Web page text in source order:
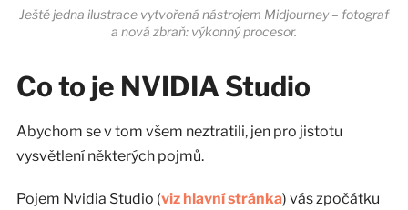
Ještě jedna ilustrace vytvořená nástrojem Midjourney – fotograf
a nová zbraň: výkonný procesor.
Co to je NVIDIA Studio
Abychom se v tom všem neztratili, jen pro jistotu
vysvětlení některých pojmů.
Pojem Nvidia Studio (viz hlavní stránka) vás zpočátku